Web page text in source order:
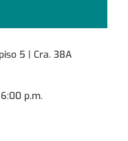
5 | Cra. 38A
p.m.